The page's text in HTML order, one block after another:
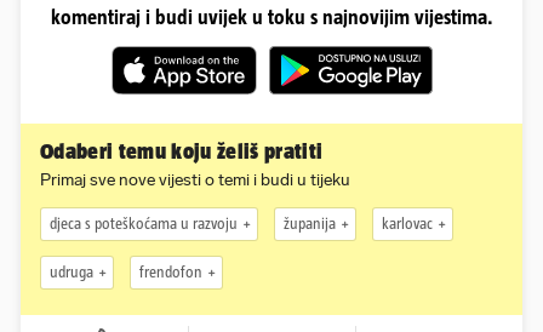
komentiraj i budi uvijek u toku s najnovijim vijestima.
Odaberi temu koju želiš pratiti
Primaj sve nove vijesti o temi i budi u tijeku
djeca s poteškoćama u razvoju županija karlovac
udruga frendofon